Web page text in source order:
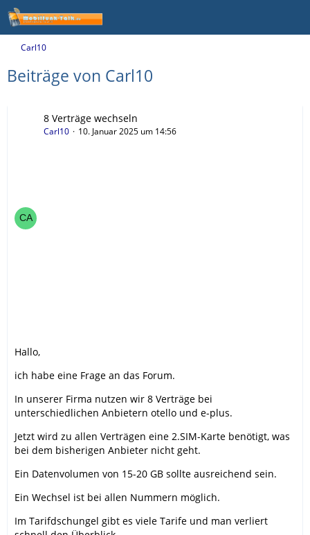
Carl10
Beiträge von Carl10
8 Verträge wechseln
Carl10 10. Januar 2025 um 14:56
Hallo,
ich habe eine Frage an das Forum.
In unserer Firma nutzen wir 8 Verträge bei
unterschiedlichen Anbietern otello und e-plus.
Jetzt wird zu allen Verträgen eine 2.SIM-Karte benötigt, was
bei dem bisherigen Anbieter nicht geht.
Ein Datenvolumen von 15-20 GB sollte ausreichend sein.
Ein Wechsel ist bei allen Nummern möglich.
Im Tarifdschungel gibt es viele Tarife und man verliert